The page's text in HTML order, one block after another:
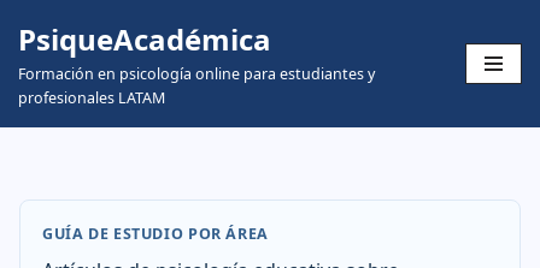
Psicologia Educativa
Skip
to
content
PsiqueAcadémica
Formación en psicología online para estudiantes y
profesionales LATAM
GUÍA DE ESTUDIO POR ÁREA